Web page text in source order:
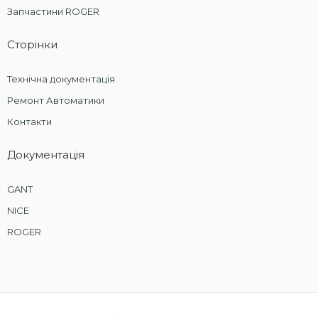
Запчастини ROGER
Сторінки
Технічна документація
Ремонт Автоматики
Контакти
Документація
GANT
NICE
ROGER